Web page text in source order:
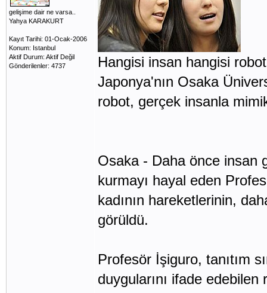
gelişime dair ne varsa..
Yahya KARAKURT
Kayıt Tarihi: 01-Ocak-2006
Konum: Istanbul
Aktif Durum: Aktif Değil
Gönderilenler: 4737
Hangisi insan hangisi
Japonya'nın Osaka
robot, gerçek insanla
Osaka - Daha önce insan
kurmayı hayal eden
kadının hareketlerinin,
görüldü.
Profesör İşiguro, tanıtım
duygularını ifade